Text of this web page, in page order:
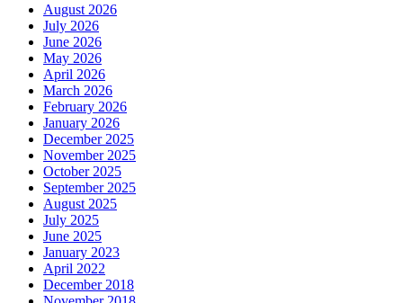
August 2026
July 2026
June 2026
May 2026
April 2026
March 2026
February 2026
January 2026
December 2025
November 2025
October 2025
September 2025
August 2025
July 2025
June 2025
January 2023
April 2022
December 2018